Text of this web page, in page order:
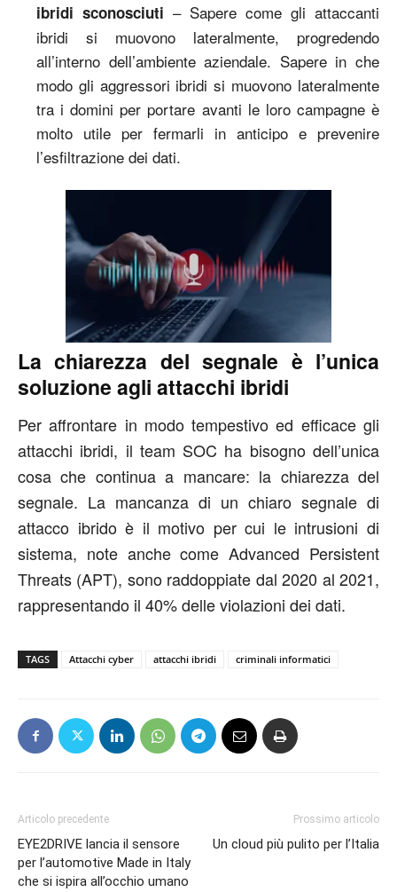
ibridi sconosciuti – Sapere come gli attaccanti
ibridi si muovono lateralmente, progredendo
all’interno dell’ambiente aziendale. Sapere in che
modo gli aggressori ibridi si muovono lateralmente
tra i domini per portare avanti le loro campagne è
molto utile per fermarli in anticipo e prevenire
l’esfiltrazione dei dati.
La chiarezza del segnale è l’unica
soluzione agli attacchi ibridi
Per affrontare in modo tempestivo ed efficace gli
attacchi ibridi, il team SOC ha bisogno dell’unica
cosa che continua a mancare: la chiarezza del
segnale. La mancanza di un chiaro segnale di
attacco ibrido è il motivo per cui le intrusioni di
sistema, note anche come Advanced Persistent
Threats (APT), sono raddoppiate dal 2020 al 2021,
rappresentando il 40% delle violazioni dei dati.
TAGS Attacchi cyber attacchi ibridi criminali informatici
Articolo precedente
EYE2DRIVE lancia il sensore
per l’automotive Made in Italy
che si ispira all’occhio umano
Prossimo articolo
Un cloud più pulito per l’Italia